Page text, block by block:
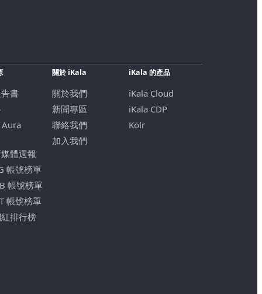
書
體週報
帳號榜單
帳號榜單
帳號榜單
排行榜
關於 iKala
關於我們
新聞專區
聯絡我們
加入我們
iKala 的產品
iKala Cloud
iKala CDP
Kolr